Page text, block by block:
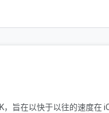
，旨在以快于以往的速度在